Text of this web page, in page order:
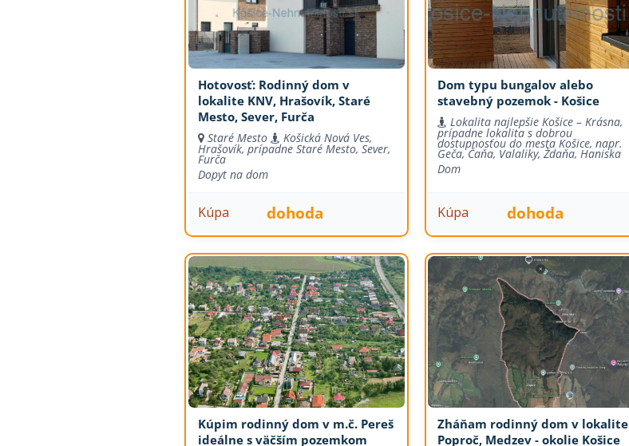
Hotovosť: Rodinný dom v
lokalite KNV, Hrašovík, Staré
Mesto, Sever, Furča
Staré Mesto Košická Nová Ves,
Hrašovík, prípadne Staré Mesto, Sever,
Furča
Dopyt na dom
Kúpa dohoda
Dom typu bungalov alebo
stavebný pozemok - Košice
Lokalita najlepšie Košice – Krásna,
prípadne lokalita s dobrou
dostupnosťou do mesta Košice, napr.
Geča, Čaňa, Valaliky, Ždaňa, Haniska
Dom
Kúpa dohoda
Kúpim rodinný dom v m.č. Pereš
ideálne s väčším pozemkom
Zháňam rodinný dom v lokalite
Poproč, Medzev - okolie Košice